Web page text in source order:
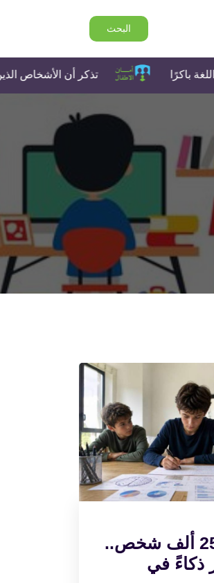
البحث
تذكر أن الأشخاص الذين تتحدث
بعد دراسة 250 ألف شخص..
ذكاءً في